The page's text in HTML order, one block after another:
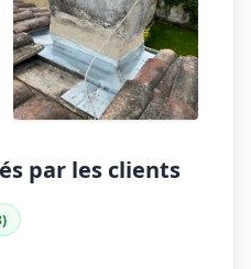
par les clients